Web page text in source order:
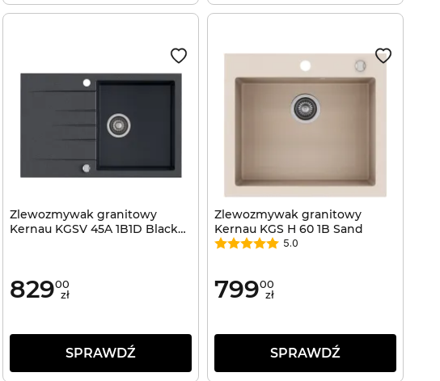
Zlewozmywak granitowy
Kernau KGSV 45A 1B1D Black
82900
zł
SPRAWDŹ
Zlewozmywak granitowy
Kernau KGS H 60 1B Sand
5.0
79900
zł
SPRAWDŹ